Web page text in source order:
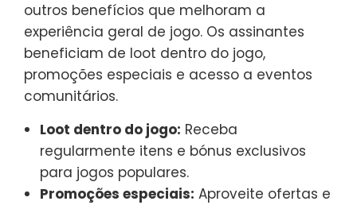
outros benefícios que melhoram a
experiência geral de jogo. Os assinantes
beneficiam de loot dentro do jogo,
promoções especiais e acesso a eventos
comunitários.
Loot dentro do jogo: Receba
regularmente itens e bónus exclusivos
para jogos populares.
Promoções especiais: Aproveite ofertas e